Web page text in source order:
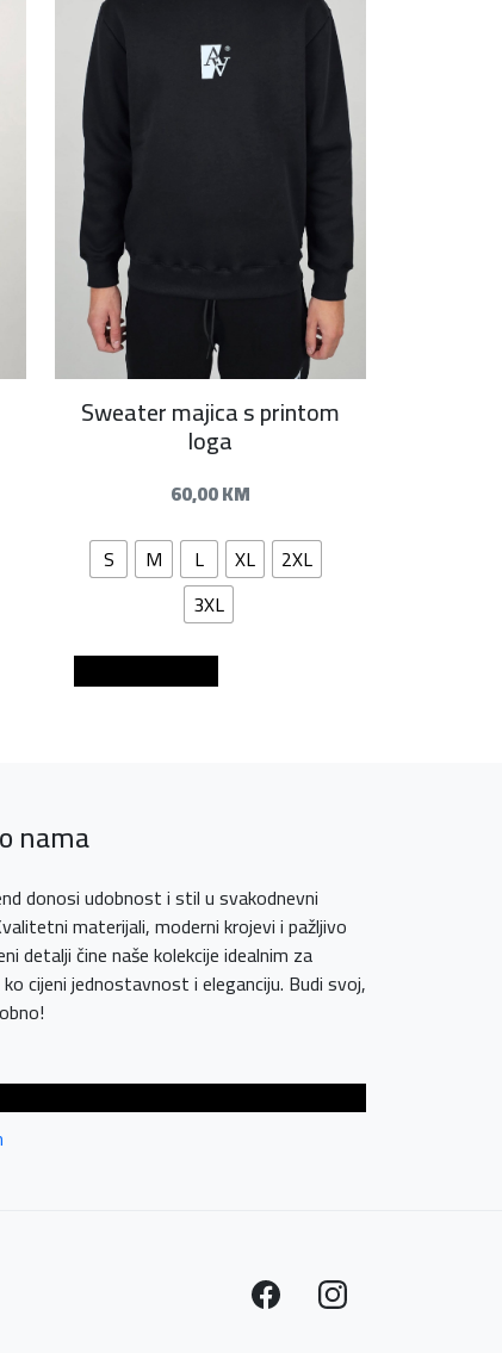
Sweater majica s printom
loga
60,00KM
S
M L XL
2XL
3XL
nama
donosi udobnost i stil u svakodnevni
materijali, moderni krojevi i pažljivo
detalji čine naše kolekcije idealnim za
cijeni jednostavnost i eleganciju. Budi svoj,